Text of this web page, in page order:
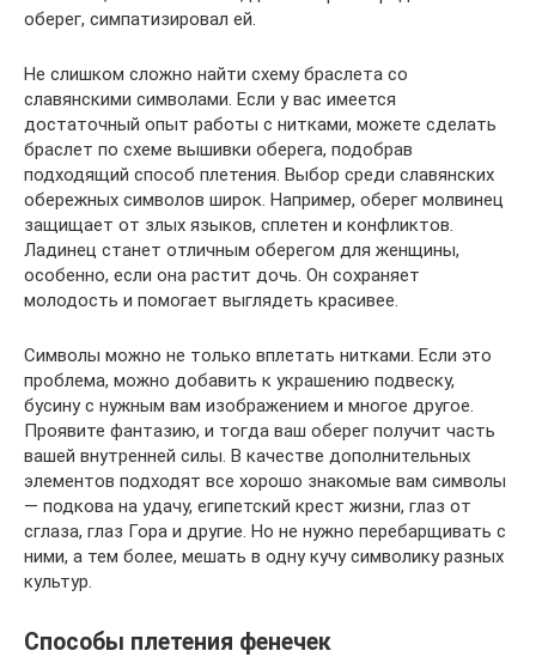
оберег, симпатизировал ей.
Не слишком сложно найти схему браслета со
славянскими символами. Если у вас имеется
достаточный опыт работы с нитками, можете сделать
браслет по схеме вышивки оберега, подобрав
подходящий способ плетения. Выбор среди славянских
обережных символов широк. Например, оберег молвинец
защищает от злых языков, сплетен и конфликтов.
Ладинец станет отличным оберегом для женщины,
особенно, если она растит дочь. Он сохраняет
молодость и помогает выглядеть красивее.
Символы можно не только вплетать нитками. Если это
проблема, можно добавить к украшению подвеску,
бусину с нужным вам изображением и многое другое.
Проявите фантазию, и тогда ваш оберег получит часть
вашей внутренней силы. В качестве дополнительных
элементов подходят все хорошо знакомые вам символы
— подкова на удачу, египетский крест жизни, глаз от
сглаза, глаз Гора и другие. Но не нужно перебарщивать с
ними, а тем более, мешать в одну кучу символику разных
культур.
Способы плетения фенечек